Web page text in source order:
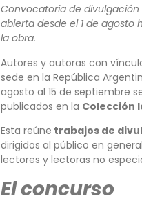
Convocatoria de divulgación
abierta desde el 1 de agosto
la obra.
Autores y autoras con
sede en la República
agosto al 15 de septiembre
publicados en la Colección
Esta reúne trabajos de
dirigidos al público en
lectores y lectoras no
El concurso